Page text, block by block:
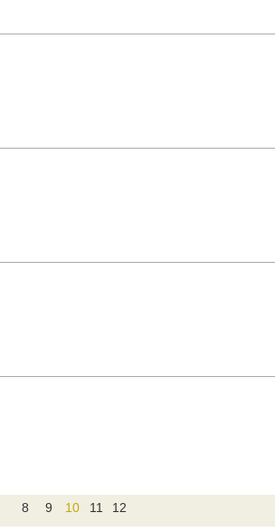
8 9 10 11 12